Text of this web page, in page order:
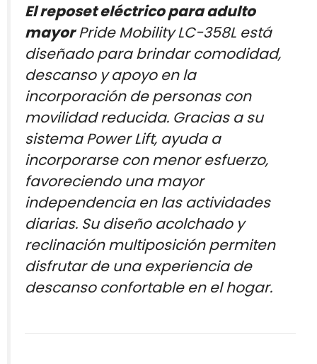
El reposet eléctrico para adulto
mayorPride Mobility LC-358L está
diseñado para brindar comodidad,
descanso y apoyo en la
incorporación de personas con
movilidad reducida. Gracias a su
sistema Power Lift, ayuda a
incorporarse con menor esfuerzo,
favoreciendo una mayor
independencia en las actividades
diarias. Su diseño acolchado y
reclinación multiposición permiten
disfrutar de una experiencia de
descanso confortable en el hogar.